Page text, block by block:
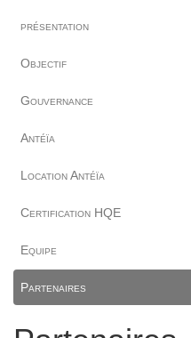
présentation
Objectif
Gouvernance
Antéïa
Location Antéïa
Certification HQE
Equipe
Partenaires